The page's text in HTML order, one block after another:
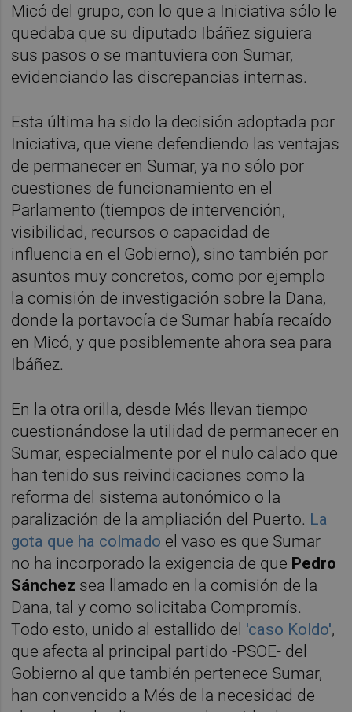
Micó del grupo, con lo que a Iniciativa sólo le
quedaba que su diputado Ibáñez siguiera
sus pasos o se mantuviera con Sumar,
evidenciando las discrepancias internas.
Esta última ha sido la decisión adoptada por
Iniciativa, que viene defendiendo las ventajas
de permanecer en Sumar, ya no sólo por
cuestiones de funcionamiento en el
Parlamento (tiempos de intervención,
visibilidad, recursos o capacidad de
influencia en el Gobierno), sino también por
asuntos muy concretos, como por ejemplo
la comisión de investigación sobre la Dana,
donde la portavocía de Sumar había recaído
en Micó, y que posiblemente ahora sea para
Ibáñez.
En la otra orilla, desde Més llevan tiempo
cuestionándose la utilidad de permanecer en
Sumar, especialmente por el nulo calado que
han tenido sus reivindicaciones como la
reforma del sistema autonómico o la
paralización de la ampliación del Puerto. La
gota que ha colmado el vaso es que Sumar
no ha incorporado la exigencia de que Pedro
Sánchez sea llamado en la comisión de la
Dana, tal y como solicitaba Compromís.
Todo esto, unido al estallido del 'caso Koldo',
que afecta al principal partido -PSOE- del
Gobierno al que también pertenece Sumar,
han convencido a Més de la necesidad de